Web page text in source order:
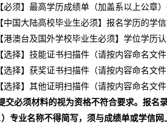
必须】最高学历成绩单（加盖系以上公章）
中国大陆高校毕业生必须】报名学历的学
港澳台及国外学校毕业生必须】学位学历
选择】技能证书扫描件（请按内容命名文
选择】获奖证书扫描件（请按内容命名文
选择】其他证明扫描件（请按内容命名文
交必须材料的视为资格不符合要求。 报名
）专业名称不得简写，须与成绩单或学信网